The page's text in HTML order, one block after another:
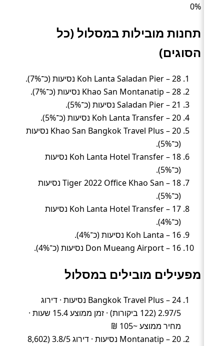
0%
תחנות מובילות במסלול (כל
הסוגים)
Koh Lanta Saladan Pier – 28 נסיעות (כ־7%).
Khao San Montanatip – 28 נסיעות (כ־7%).
Saladan Pier – 21 נסיעות (כ־5%).
Koh Lanta Transfer – 20 נסיעות (כ־5%).
Khao San Bangkok Travel Plus – 20 נסיעות
(כ־5%).
Koh Lanta Hotel Transfer – 18 נסיעות
(כ־5%).
Tiger 2022 Office Khao San – 18 נסיעות
(כ־5%).
Koh Lanta Hotel Transfer – 17 נסיעות
(כ־4%).
Koh Lanta – 16 נסיעות (כ־4%).
Don Mueang Airport – 16 נסיעות (כ־4%).
מפעילים מובילים במסלול
Bangkok Travel Plus – 24 נסיעות · דירוג
2.97/5 (122 ביקורות) · זמן ממוצע 15.4 שעות ·
מחיר ממוצע ~105 ₪
Montanatip – 20 נסיעות · דירוג 3.8/5 (8,602